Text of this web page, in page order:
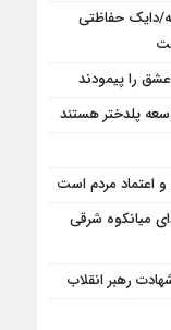
بر ثانیه/دایک حفاظتی
را پیمودند
پلدختر هستند
اعتماد مردم است
میانکوه شرقی
رهبر انقلاب